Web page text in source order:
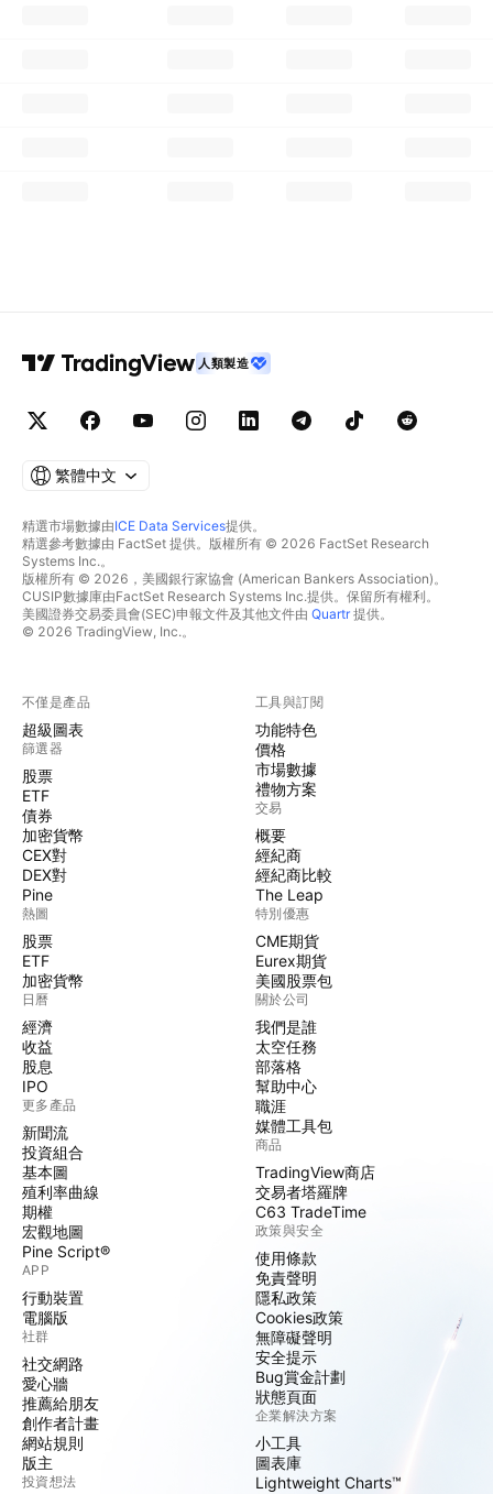
人類製造
繁體中文
精選市場數據由ICE Data Services提供。
精選參考數據由 FactSet 提供。版權所有 © 2026 FactSet Research
Systems Inc.。
版權所有 © 2026，美國銀行家協會 (American Bankers Association)。
CUSIP數據庫由FactSet Research Systems Inc.提供。保留所有權利。
美國證券交易委員會(SEC)申報文件及其他文件由 Quartr提供。
© 2026 TradingView, Inc.。
不僅是產品
超級圖表
篩選器
股票
ETF
債券
加密貨幣
CEX對
DEX對
Pine
熱圖
股票
ETF
加密貨幣
日曆
經濟
收益
股息
IPO
更多產品
新聞流
投資組合
基本圖
殖利率曲線
期權
宏觀地圖
Pine Script®
APP
行動裝置
電腦版
社群
社交網路
愛心牆
推薦給朋友
創作者計畫
網站規則
版主
投資想法
工具與訂閱
功能特色
價格
市場數據
禮物方案
交易
概要
經紀商
經紀商比較
The Leap
特別優惠
CME期貨
Eurex期貨
美國股票包
關於公司
我們是誰
太空任務
部落格
幫助中心
職涯
媒體工具包
商品
TradingView商店
交易者塔羅牌
C63 TradeTime
政策與安全
使用條款
免責聲明
隱私政策
Cookies政策
無障礙聲明
安全提示
Bug賞金計劃
狀態頁面
企業解決方案
小工具
圖表庫
Lightweight Charts™